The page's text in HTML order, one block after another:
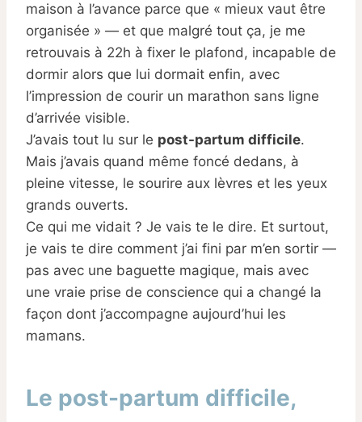
maison à l’avance parce que « mieux vaut être
organisée » — et que malgré tout ça, je me
retrouvais à 22h à fixer le plafond, incapable de
dormir alors que lui dormait enfin, avec
l’impression de courir un marathon sans ligne
d’arrivée visible.
J’avais tout lu sur le post-partum difficile.
Mais j’avais quand même foncé dedans, à
pleine vitesse, le sourire aux lèvres et les yeux
grands ouverts.
Ce qui me vidait ? Je vais te le dire. Et surtout,
je vais te dire comment j’ai fini par m’en sortir —
pas avec une baguette magique, mais avec
une vraie prise de conscience qui a changé la
façon dont j’accompagne aujourd’hui les
mamans.
Le post-partum difficile,